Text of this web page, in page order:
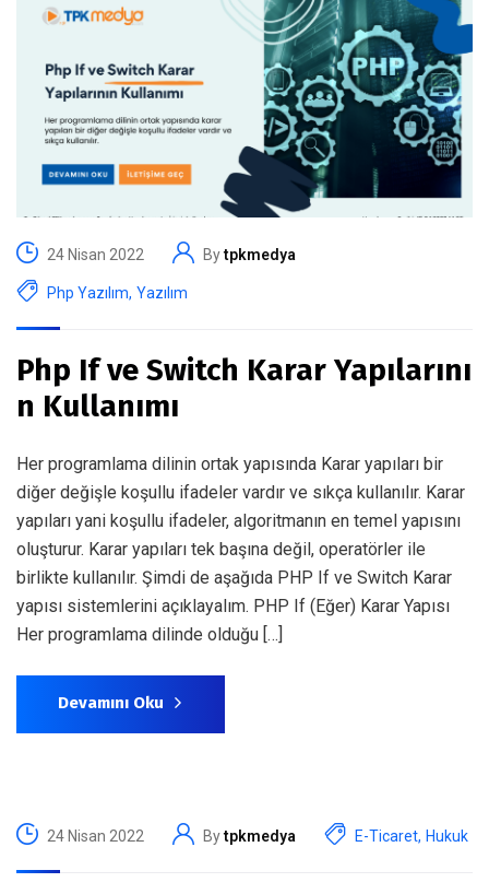
24 Nisan 2022 Bytpkmedya
Php Yazılım, Yazılım
Php If ve Switch Karar Yapılarını
n Kullanımı
Her programlama dilinin ortak yapısında Karar yapıları bir
diğer değişle koşullu ifadeler vardır ve sıkça kullanılır. Karar
yapıları yani koşullu ifadeler, algoritmanın en temel yapısını
oluşturur. Karar yapıları tek başına değil, operatörler ile
birlikte kullanılır. Şimdi de aşağıda PHP If ve Switch Karar
yapısı sistemlerini açıklayalım. PHP If (Eğer) Karar Yapısı
Her programlama dilinde olduğu […]
Devamını Oku
24 Nisan 2022 Bytpkmedya E-Ticaret, Hukuk